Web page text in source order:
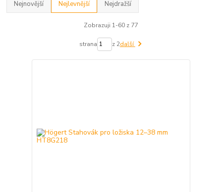
Nejnovější Nejlevnější Nejdražší
Zobrazuji 1-60 z 77
strana z 2další